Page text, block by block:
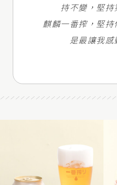
持不變，堅
麒麟一番搾，堅持
是最讓我感